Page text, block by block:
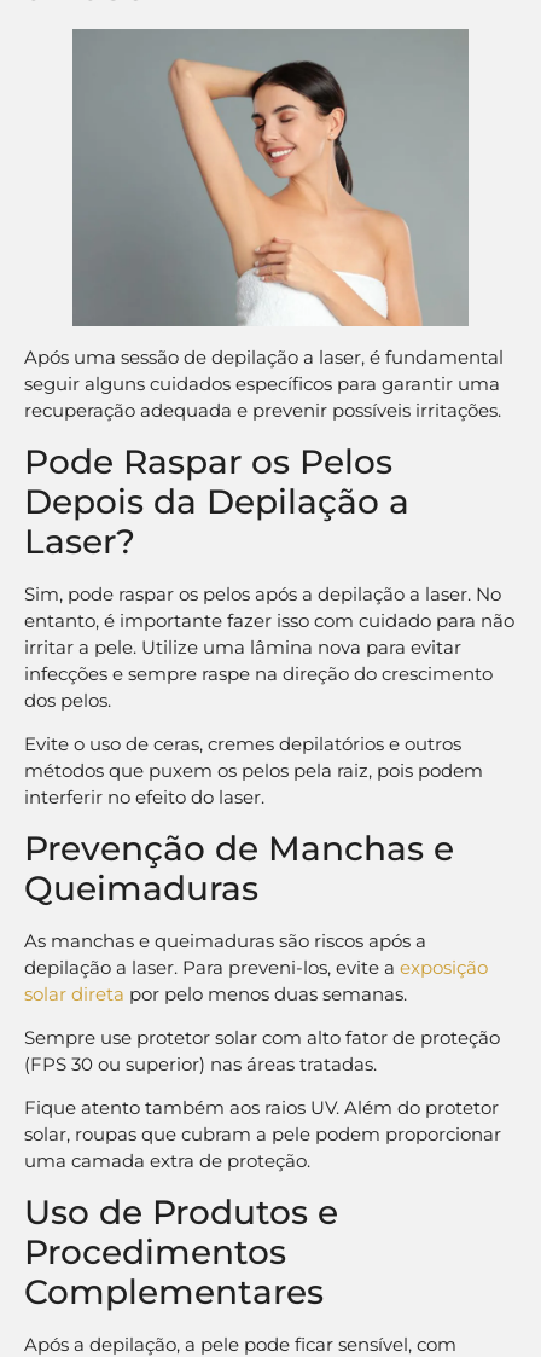
Após uma sessão de depilação a laser, é fundamental
seguir alguns cuidados específicos para garantir uma
recuperação adequada e prevenir possíveis irritações.
Pode Raspar os Pelos
Depois da Depilação a
Laser?
Sim, pode raspar os pelos após a depilação a laser. No
entanto, é importante fazer isso com cuidado para não
irritar a pele. Utilize uma lâmina nova para evitar
infecções e sempre raspe na direção do crescimento
dos pelos.
Evite o uso de ceras, cremes depilatórios e outros
métodos que puxem os pelos pela raiz, pois podem
interferir no efeito do laser.
Prevenção de Manchas e
Queimaduras
As manchas e queimaduras são riscos após a
depilação a laser. Para preveni-los, evite a exposição
solar direta por pelo menos duas semanas.
Sempre use protetor solar com alto fator de proteção
(FPS 30 ou superior) nas áreas tratadas.
Fique atento também aos raios UV. Além do protetor
solar, roupas que cubram a pele podem proporcionar
uma camada extra de proteção.
Uso de Produtos e
Procedimentos
Complementares
Após a depilação, a pele pode ficar sensível, com